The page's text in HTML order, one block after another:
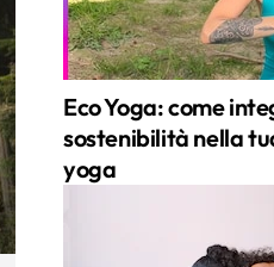
Eco Yoga: come
sostenibilità nella
yoga